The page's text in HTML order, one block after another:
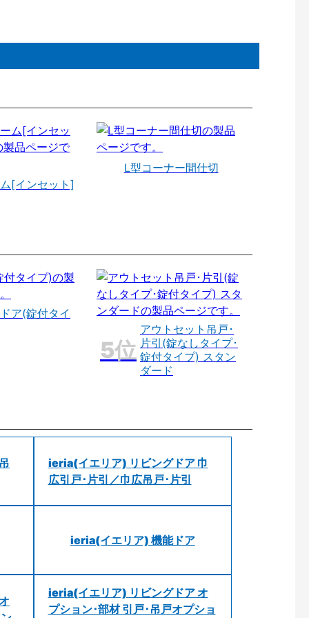
[インセット]
L型コーナー間仕切
ア(錠付タイ
アウトセット吊戸･
片引(錠なしタイプ･
錠付タイプ) スタン
ダード
ieria(イエリア) リビングドア 巾
広引戸･片引／巾広吊戸･片引
ieria(イエリア) 機能ドア
ieria(イエリア) リビングドア オ
プション･部材 引戸･吊戸オプショ